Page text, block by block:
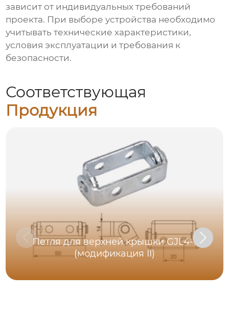
зависит от индивидуальных требований
проекта. При выбореустройства необходимо
учитывать технические характеристики,
условия эксплуатации и требования к
безопасности.
Соответствующая
Продукция
Петля для верхней крышки GJL4-1
(модификация II)